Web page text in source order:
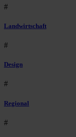
#
Landwirtschaft
#
Design
#
Regional
#